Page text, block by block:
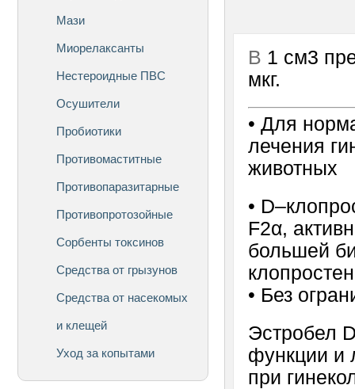
Мази
Миорелаксанты
Нестероидные ПВС
Осушители
Пробиотики
Противомаститные
Противопаразитарные
Противопротозойные
Сорбенты токсинов
Средства от грызунов
Средства от насекомых
и клещей
Уход за копытами
В 1 см3
мкг.
• Для
лечения
животных
•
F2α,
большей
• Без
Эстробел
функции и
при